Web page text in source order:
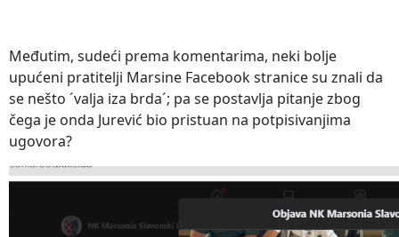
Međutim, sudeći prema komentarima, neki bolje
upućeni pratitelji Marsine Facebook stranice su znali da
se nešto ´valja iza brda´; pa se postavlja pitanje zbog
čega je onda Jurević bio pristuan na potpisivanjima
ugovora?